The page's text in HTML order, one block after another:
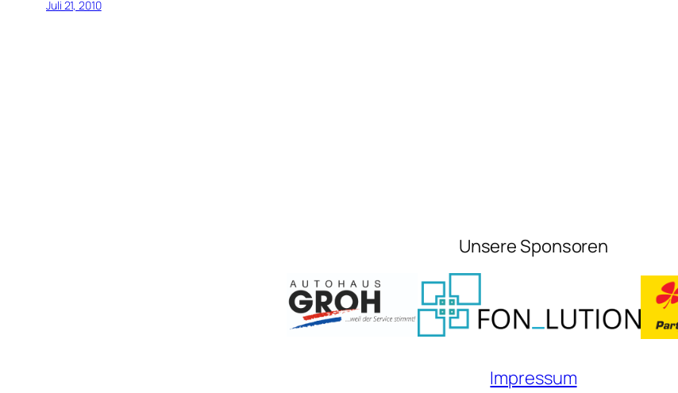
Juli 21, 2010
Unsere Sponsoren
Impressum